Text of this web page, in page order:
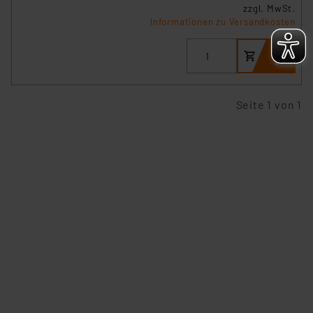
personenbezogene Daten in
hiergegen Klagemöglichkeiten für Europäer bestehen.
Unsere Kooperation mit diesen Dienstleistern stützt
Europäischen Kommission sowie einer eigenen
zzgl. MwSt.
Informationen zu Versandkosten
Seite 1 von 1